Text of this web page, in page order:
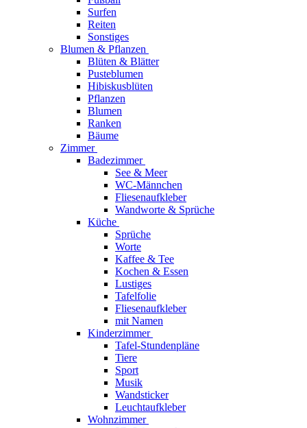
Surfen
Reiten
Sonstiges
Blumen & Pflanzen
Blüten & Blätter
Pusteblumen
Hibiskusblüten
Pflanzen
Blumen
Ranken
Bäume
Zimmer
Badezimmer
See & Meer
WC-Männchen
Fliesenaufkleber
Wandworte & Sprüche
Küche
Sprüche
Worte
Kaffee & Tee
Kochen & Essen
Lustiges
Tafelfolie
Fliesenaufkleber
mit Namen
Kinderzimmer
Tafel-Stundenpläne
Tiere
Sport
Musik
Wandsticker
Leuchtaufkleber
Wohnzimmer